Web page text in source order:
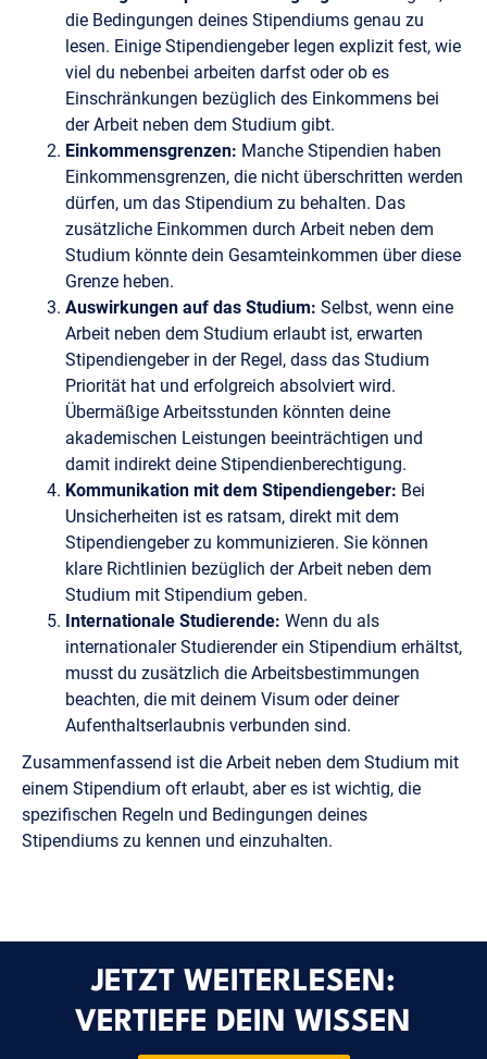
die Bedingungen deines Stipendiums genau zu
lesen. Einige Stipendiengeber legen explizit fest, wie
viel du nebenbei arbeiten darfst oder ob es
Einschränkungen bezüglich des Einkommens bei
der Arbeit neben dem Studium gibt.
Einkommensgrenzen: Manche Stipendien haben
Einkommensgrenzen, die nicht überschritten werden
dürfen, um das Stipendium zu behalten. Das
zusätzliche Einkommen durch Arbeit neben dem
Studium könnte dein Gesamteinkommen über diese
Grenze heben.
Auswirkungen auf das Studium: Selbst, wenn eine
Arbeit neben dem Studium erlaubt ist, erwarten
Stipendiengeber in der Regel, dass das Studium
Priorität hat und erfolgreich absolviert wird.
Übermäßige Arbeitsstunden könnten deine
akademischen Leistungen beeinträchtigen und
damit indirekt deine Stipendienberechtigung.
Kommunikation mit dem Stipendiengeber: Bei
Unsicherheiten ist es ratsam, direkt mit dem
Stipendiengeber zu kommunizieren. Sie können
klare Richtlinien bezüglich der Arbeit neben dem
Studium mit Stipendium geben.
Internationale Studierende: Wenn du als
internationaler Studierender ein Stipendium erhältst,
musst du zusätzlich die Arbeitsbestimmungen
beachten, die mit deinem Visum oder deiner
Aufenthaltserlaubnis verbunden sind.
Zusammenfassend ist die Arbeit neben dem Studium mit
einem Stipendium oft erlaubt, aber es ist wichtig, die
spezifischen Regeln und Bedingungen deines
Stipendiums zu kennen und einzuhalten.
JETZT WEITERLESEN:
VERTIEFE DEIN WISSEN